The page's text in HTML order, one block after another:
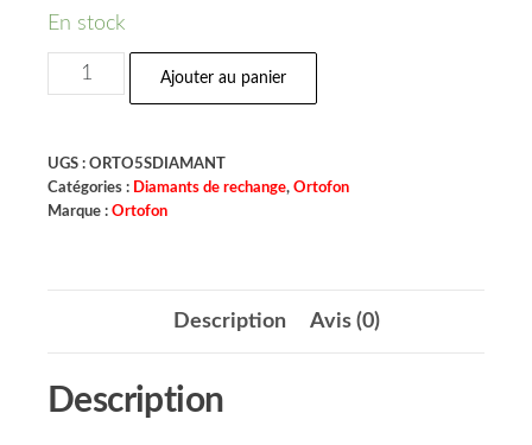
En stock
Ajouter au panier
UGS : ORTO5SDIAMANT
Catégories : Diamants de rechange, Ortofon
Marque : Ortofon
Description Avis (0)
Description